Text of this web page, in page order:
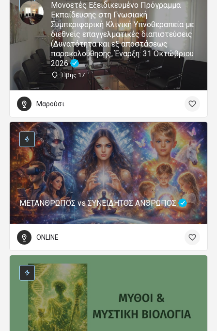
Μονοετές Εξειδικευμένο Πρόγραμμα
Εκπαίδευσης στη Γνωσιακή
Συμπεριφορική Κλινική Υπνοθεραπεία με
διεθνείς επαγγελματικές διαπιστεύσεις
(Δυνατότητα και εξ αποστάσεως
παρακολούθησης, Έναρξη: 31 Οκτώβριου
2026
Ήβης 17
Μαρούσι
ΜΕΤΑΝΘΡΩΠΟΣ vs ΣΥΝΕΙΔΗΤΟΣ ΑΝΘΡΩΠΟΣ
ONLINE